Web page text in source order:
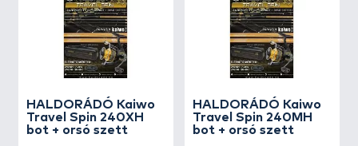
HALDORÁDÓ Kaiwo
Travel Spin 240XH
bot + orsó szett
HALDORÁDÓ Kaiwo
Travel Spin 240MH
bot + orsó szett